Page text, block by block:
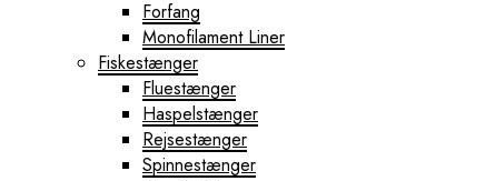
Forfang
Monofilament Liner
Fiskestænger
Fluestænger
Haspelstænger
Rejsestænger
Spinnestænger